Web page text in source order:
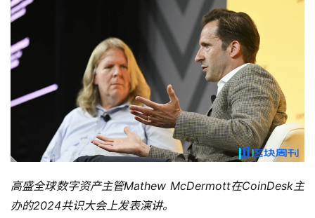
高盛全球数字资产主管Mathew McDermott在CoinDesk主
办的2024共识大会上发表演讲。